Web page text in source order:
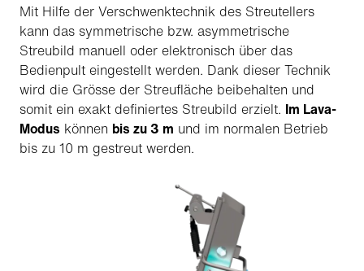
Mit Hilfe der Verschwenktechnik des Streutellers
kann das symmetrische bzw. asymmetrische
Streubild manuell oder elektronisch über das
Bedienpult eingestellt werden. Dank dieser Technik
wird die Grösse der Streufläche beibehalten und
somit ein exakt definiertes Streubild erzielt. Im Lava-
Modus können bis zu 3 m und im normalen Betrieb
bis zu 10 m gestreut werden.